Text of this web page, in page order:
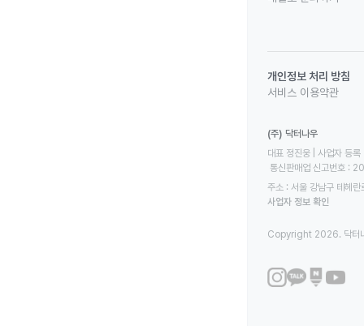
개인정보 처리 방침
서비스 이용약관
(주) 닥터나우
대표 정진웅 | 사업자
통신판매업 신고번호
주소 : 서울 강남구 테헤
사업자 정보 확인
Copyright 2026. 닥터